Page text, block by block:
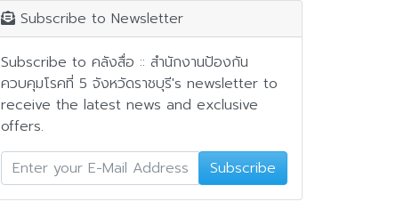
Subscribe to Newsletter
Subscribe to คลังสื่อ :: สำนักงานป้องกัน
ควบคุมโรคที่ 5 จังหวัดราชบุรี's newsletter to
receive the latest news and exclusive
offers.
Subscribe